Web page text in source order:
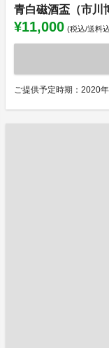
青白磁酒盃（市川
¥11,000 (税込/送料
ご提供予定時期：2020